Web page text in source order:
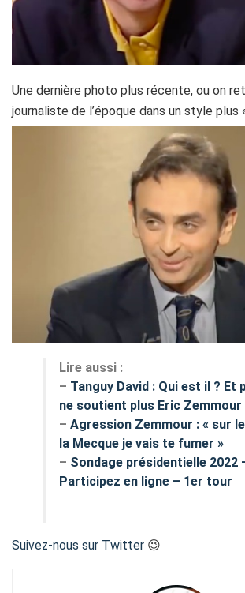
Une dernière photo plus récente, ou on
journaliste de l’époque dans un style plus
Lire aussi :
– Tanguy David : Qui est il ? Et
ne soutient plus Eric Zemmour
– Agression Zemmour : « sur
la Mecque je vais te fumer »
– Sondage présidentielle 2022
Participez en ligne – 1er tour
Suivez-nous sur Twitter 😉